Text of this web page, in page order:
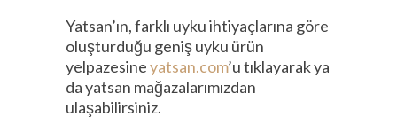
Yatsan’ın, farklı uyku ihtiyaçlarına göre
oluşturduğu geniş uyku ürün
yelpazesineyatsan.com’u tıklayarak ya
da yatsan mağazalarımızdan
ulaşabilirsiniz.